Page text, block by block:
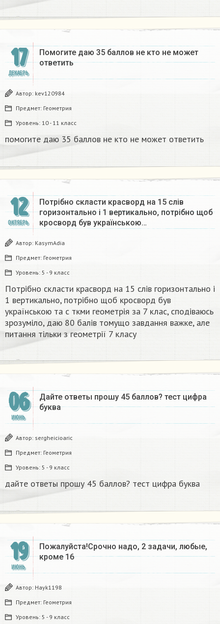
17
ДЕКАБРЬ
Помогите даю 35 баллов не кто не может
ответить
Автор: kev120984
Предмет: Геометрия
Уровень: 10 - 11 класс
помогите даю 35 баллов не кто не может ответить
12
ОКТЯБРЬ
Потрібно скласти красворд на 15 слів
горизонтально і 1 вертикально, потрібно щоб
кросворд був українською…
Автор: KasymAdia
Предмет: Геометрия
Уровень: 5 - 9 класс
Потрібно скласти красворд на 15 слів горизонтально і
1 вертикально, потрібно щоб кросворд був
українською та с ткми геометрія за 7 клас, сподіваюсь
зрозуміло, даю 80 балів томущо завдання важке, але
питання тільки з геометрії 7 класу​
06
ИЮНЬ
Дайте ответы прошу 45 баллов? тест цифра
буква​
Автор: sergheicioaric
Предмет: Геометрия
Уровень: 5 - 9 класс
дайте ответы прошу 45 баллов? тест цифра буква​
19
ИЮНЬ
Пожалуйста!Срочно надо, 2 задачи, любые,
кроме 16​
Автор: Hayk1198
Предмет: Геометрия
Уровень: 5 - 9 класс